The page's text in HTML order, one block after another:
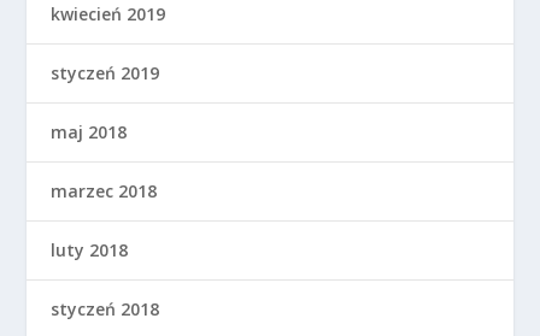
kwiecień 2019
styczeń 2019
maj 2018
marzec 2018
luty 2018
styczeń 2018